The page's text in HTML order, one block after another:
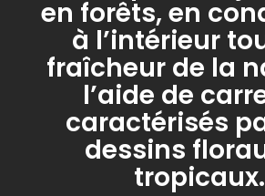
en forêts, en
à l’intérieur
fraîcheur de la
l’aide de
caractérisés
dessins
tropicaux.